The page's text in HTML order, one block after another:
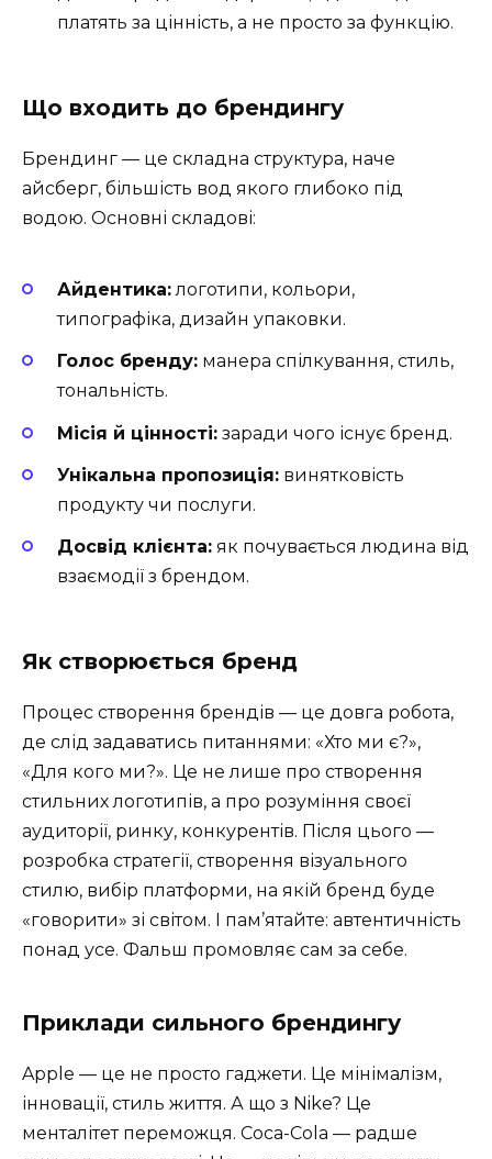
платять за цінність, а не просто за функцію.
Що входить до брендингу
Брендинг — це складна структура, наче
айсберг, більшість вод якого глибоко під
водою. Основні складові:
Айдентика:логотипи, кольори,
типографіка, дизайн упаковки.
Голос бренду: манера спілкування, стиль,
тональність.
Місія й цінності: заради чого існує бренд.
Унікальна пропозиція: винятковість
продукту чи послуги.
Досвід клієнта: як почувається людина від
взаємодії з брендом.
Як створюється бренд
Процес створення брендів — це довга робота,
де слід задаватись питаннями: «Хто ми є?»,
«Для кого ми?». Це не лише про створення
стильних логотипів, а про розуміння своєї
аудиторії, ринку, конкурентів. Після цього —
розробка стратегії, створення візуального
стилю, вибір платформи, на якій бренд буде
«говорити» зі світом. І пам’ятайте: автентичність
понад усе. Фальш промовляє сам за себе.
Приклади сильного брендингу
Apple — це не просто гаджети. Це мінімалізм,
інновації, стиль життя. А що з Nike? Це
менталітет переможця. Coca-Cola — радше